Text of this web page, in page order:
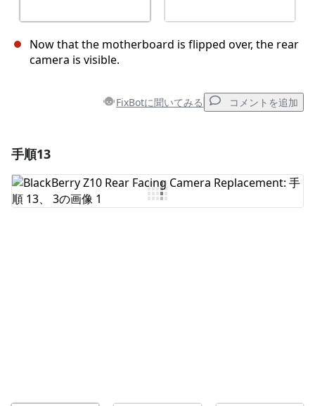
Now that the motherboard is flipped over, the rear
camera is visible.
FixBotに聞いてみる コメントを追加
コメントを追加
手順13